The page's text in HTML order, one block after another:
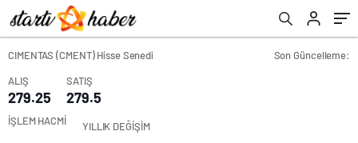
CIMENTAS (CMENT) Hisse Senedi
Son Güncelleme:
ALIŞ
279.25
SATIŞ
279.5
İŞLEM HACMİ YILLIK DEĞİŞİM